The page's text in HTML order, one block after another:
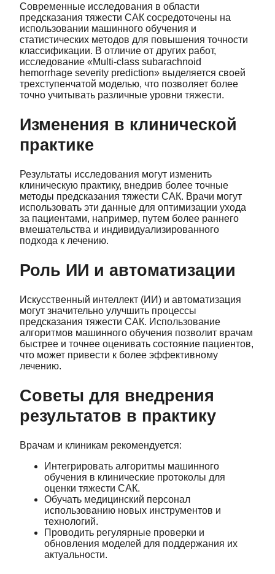
Современные исследования в области
предсказания тяжести САК сосредоточены на
использовании машинного обучения и
статистических методов для повышения точности
классификации. В отличие от других работ,
исследование «Multi-class subarachnoid
hemorrhage severity prediction» выделяется своей
трехступенчатой моделью, что позволяет более
точно учитывать различные уровни тяжести.
Изменения в клинической
практике
Результаты исследования могут изменить
клиническую практику, внедрив более точные
методы предсказания тяжести САК. Врачи могут
использовать эти данные для оптимизации ухода
за пациентами, например, путем более раннего
вмешательства и индивидуализированного
подхода к лечению.
Роль ИИ и автоматизации
Искусственный интеллект (ИИ) и автоматизация
могут значительно улучшить процессы
предсказания тяжести САК. Использование
алгоритмов машинного обучения позволит врачам
быстрее и точнее оценивать состояние пациентов,
что может привести к более эффективному
лечению.
Советы для внедрения
результатов в практику
Врачам и клиникам рекомендуется:
Интегрировать алгоритмы машинного
обучения в клинические протоколы для
оценки тяжести САК.
Обучать медицинский персонал
использованию новых инструментов и
технологий.
Проводить регулярные проверки и
обновления моделей для поддержания их
актуальности.